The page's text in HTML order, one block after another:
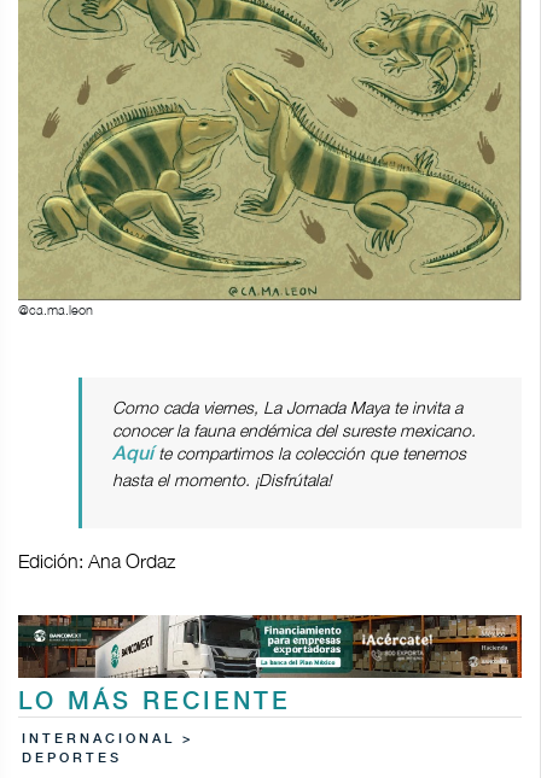
@ca.ma.leon
Como cada viernes, La Jornada Maya te invita a
conocer la fauna endémica del sureste mexicano.
Aquíte compartimos la colección que tenemos
hasta el momento. ¡Disfrútala!
Edición: Ana Ordaz
LO MÁS RECIENTE
INTERNACIONAL >
DEPORTES